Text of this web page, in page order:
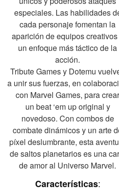
especiales. Las habilidades
cada personaje fomentan la
aparición de equipos
un enfoque más táctico de la
acción.
Tribute Games y Dotemu
a unir sus fuerzas, en
con Marvel Games, para
un beat ‘em up original y
novedoso. Con combos de
combate dinámicos y un arte
píxel deslumbrante, esta
de saltos planetarios es una
de amor al Universo Marvel.
Características: